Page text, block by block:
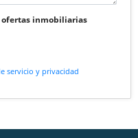
inmobiliarias
servicio y privacidad